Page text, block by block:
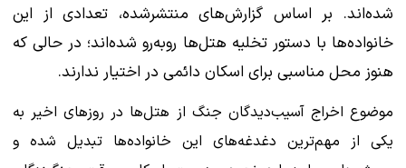
شده‌اند. بر اساس گزارش‌های منتشرشده، تعدادی از این
خانواده‌ها با دستور تخلیه هتل‌ها روبه‌رو شده‌اند؛ در حالی که
هنوز محل مناسبی برای اسکان دائمی در اختیار ندارند.
موضوع اخراج آسیب‌دیدگان جنگ از هتل‌ها در روزهای اخیر به
یکی از مهم‌ترین دغدغه‌های این خانواده‌ها تبدیل شده و